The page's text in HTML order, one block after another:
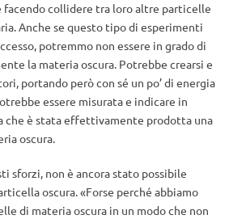
collidere tra loro altre particelle
Anche se questo tipo di esperimenti
potremmo non essere in grado di
la materia oscura. Potrebbe crearsi e
portando però con sé un po’ di energia
essere misurata e indicare in
che è stata effettivamente prodotta una
oscura.
sforzi, non è ancora stato possibile
oscura. «Forse perché abbiamo
di materia oscura in un modo che non